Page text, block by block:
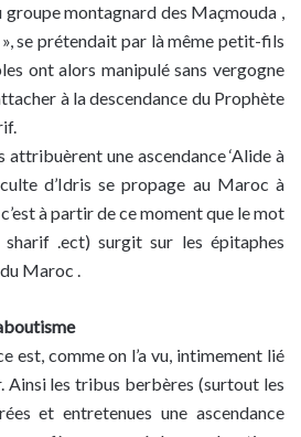
groupe montagnard des Maçmouda ,
se prétendait par là même petit-fils
ont alors manipulé sans vergogne
à la descendance du Prophète
attribuèrent une ascendance ‘Alide à
d’Idris se propage au Maroc à
à partir de ce moment que le mot
.ect) surgit sur les épitaphes
Maroc .
est, comme on l’a vu, intimement lié
Ainsi les tribus berbères (surtout les
et entretenues une ascendance